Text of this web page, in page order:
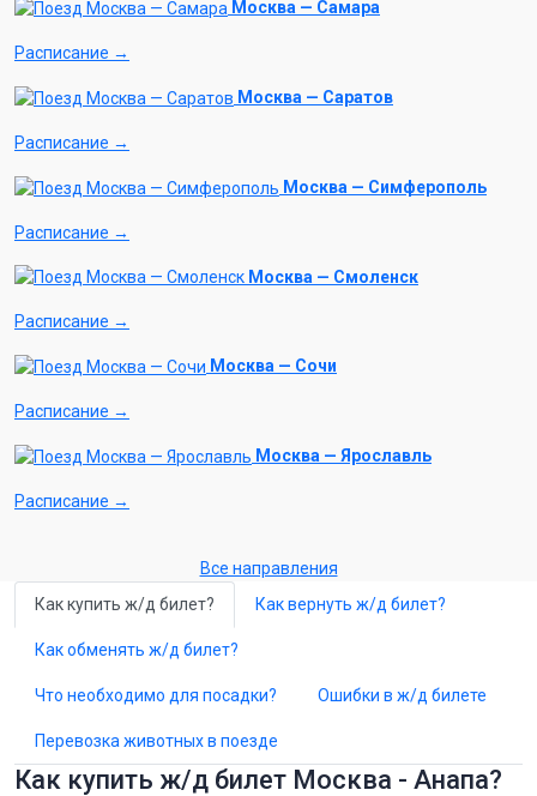
Москва — Самара
Расписание →
Москва — Саратов
Расписание →
Москва — Симферополь
Расписание →
Москва — Смоленск
Расписание →
Москва — Сочи
Расписание →
Москва — Ярославль
Расписание →
Все направления
Как купить ж/д билет?
Как вернуть ж/д билет?
Как обменять ж/д билет?
Что необходимо для посадки? Ошибки в ж/д билете
Перевозка животных в поезде
Как купить ж/д билет Москва - Анапа?